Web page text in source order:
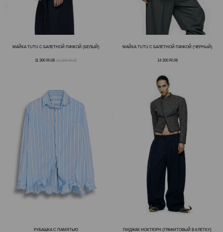
МАЙКА TUTU С БАЛЕТНОЙ ПАЧКОЙ (БЕЛЫЙ)
11 300 RUB 14 200 RUB
МАЙКА TUTU С БАЛЕТНОЙ ПАЧКОЙ (ЧЕРНЫЙ)
14 200 RUB
РУБАШКА С ПАМЯТЬЮ ПИДЖАК НОКТЮРН (ГРАФИТОВЫЙ В КЛЕТКУ)